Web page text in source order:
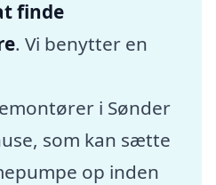
finde
. Vi benytter en
i Sønder
som kan sætte
op inden